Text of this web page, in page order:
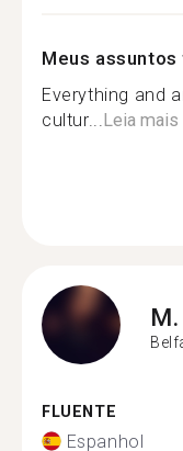
Meus
Everything and
cultur...Leia mais
M.
FLUENTE
Espanhol